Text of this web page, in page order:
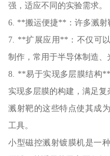
强，适应不同的实验需求。
6. **搬运便捷**：许多溅射
7. **扩展应用**：不仅可
制作，常用于半导体制造、
8. **易于实现多层膜结构
实现多层膜的构建，满足复
溅射靶的这些特点使其成
工具。
小型磁控溅射镀膜机是一